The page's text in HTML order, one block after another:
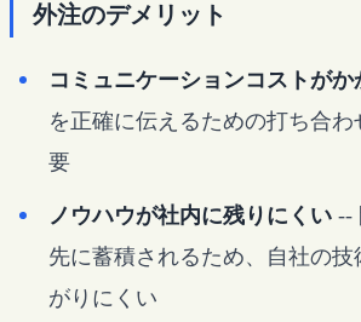
外注のデメリット
コミュニケーションコストがか
を正確に伝えるための打ち合
要
ノウハウが社内に残りにくい --
先に蓄積されるため、自社の
がりにくい